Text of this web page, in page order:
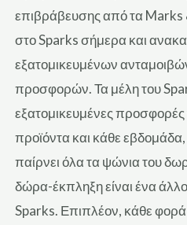
επιβράβευσης από τα Marks
στο Sparks σήμερα και
εξατομικευμένων
προσφορών. Τα μέλη του
εξατομικευμένες
προϊόντα και κάθε
παίρνει όλα τα ψώνια του
δώρα-έκπληξη είναι ένα
Sparks. Επιπλέον, κάθε